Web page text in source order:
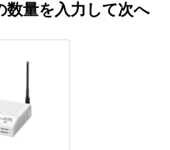
数量を入力して次へ